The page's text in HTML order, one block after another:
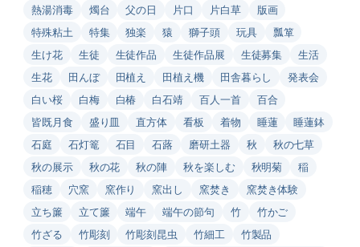
熱湯消毒
燭台 父の日 片口 片白草
版画
特殊粘土
特集 独楽 猿 獅子頭 玩具
瓢箪
生け花
生徒 生徒作品 生徒作品展 生徒募集
生活
生花
田んぼ 田植え 田植え機 田舎暮らし
発表会
白い桜
白梅 白椿 白石靖 百人一首
百合
皆既月食
盛り皿 直方体 看板 着物 睡蓮
睡蓮鉢
石庭
石灯篭 石目 石蕗 磨研土器 秋
秋の七草
秋の展示
秋の花 秋の陣 秋を楽しむ 秋明菊
稲
稲穂
穴窯 窯作り 窯出し 窯焚き
窯焚き体験
立ち簾
立て簾 端午 端午の節句 竹
竹かご
竹ざる
竹彫刻 竹彫刻昆虫 竹細工
竹製品